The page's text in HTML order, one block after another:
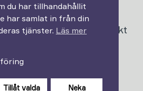
du har tillhandahållit
har samlat in från din
tjänster. Läs mer
Tillåt valda Neka
Varumärken
Projekt